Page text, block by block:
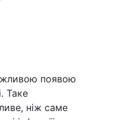
появою
Таке
ніж саме